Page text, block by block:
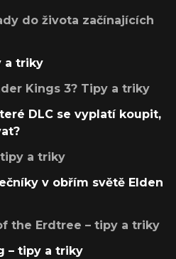
do života začínajících
a triky
Kings 3? Tipy a triky
DLC se vyplatí koupit,
a triky
v obřím světě Elden
the Erdtree – tipy a triky
– tipy a triky